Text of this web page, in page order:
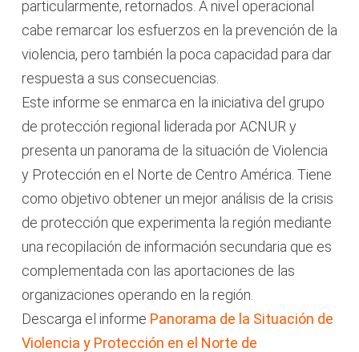
particularmente, retornados. A nivel operacional
cabe remarcar los esfuerzos en la prevención de la
violencia, pero también la poca capacidad para dar
respuesta a sus consecuencias.
Este informe se enmarca en la iniciativa del grupo
de protección regional liderada por ACNUR y
presenta un panorama de la situación de Violencia
y Protección en el Norte de Centro América. Tiene
como objetivo obtener un mejor análisis de la crisis
de protección que experimenta la región mediante
una recopilación de información secundaria que es
complementada con las aportaciones de las
organizaciones operando en la región.
Descarga el informe Panorama de la Situación de
Violencia y Protección en el Norte de